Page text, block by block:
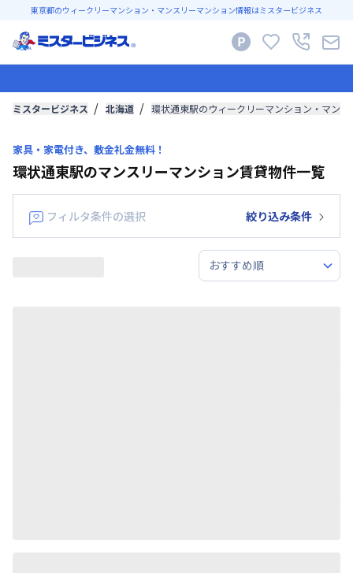
東京都のウィークリーマンション・マンスリーマンション情報はミスタービジネス
ミスタービジネス 北海道 環状通東駅のウィークリーマンション・マン
家具・家電付き、敷金礼金無料！
環状通東駅のマンスリーマンション賃貸物件一覧
フィルタ条件の選択 絞り込み条件